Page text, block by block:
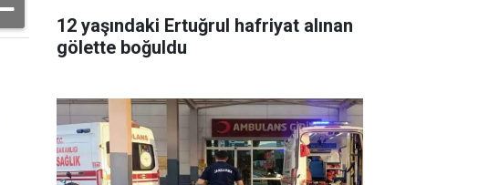
12 yaşındaki Ertuğrul hafriyat alınan
gölette boğuldu